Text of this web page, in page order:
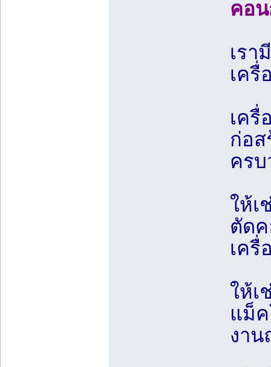
คอ
เรา
เค
เครื่
ก่อส
ครบ
ให้เ
ตัด
เครื่
ให้เ
แม็ค
งา